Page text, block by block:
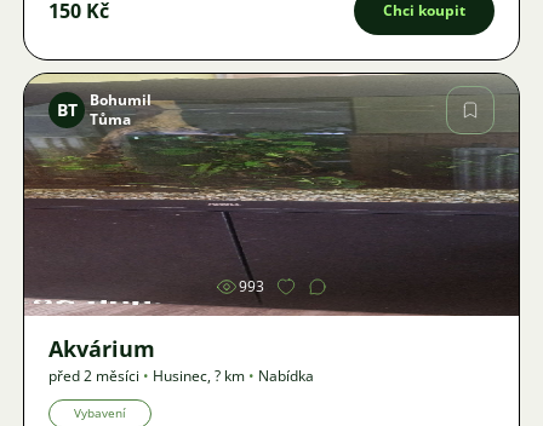
150 Kč Chci koupit
Obrázek
BT
Bohumil
Tůma
993
Akvárium
před 2 měsíci • Husinec,? km • Nabídka
Vybavení